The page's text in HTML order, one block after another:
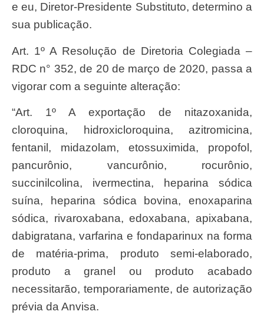
e eu, Diretor-Presidente Substituto, determino a
sua publicação.
Art. 1º A Resolução de Diretoria Colegiada –
RDC n° 352, de 20 de março de 2020, passa a
vigorar com a seguinte alteração:
“Art. 1º A exportação de nitazoxanida,
cloroquina, hidroxicloroquina, azitromicina,
fentanil, midazolam, etossuximida, propofol,
pancurônio, vancurônio, rocurônio,
succinilcolina, ivermectina, heparina sódica
suína, heparina sódica bovina, enoxaparina
sódica, rivaroxabana, edoxabana, apixabana,
dabigratana, varfarina e fondaparinux na forma
de matéria-prima, produto semi-elaborado,
produto a granel ou produto acabado
necessitarão, temporariamente, de autorização
prévia da Anvisa.